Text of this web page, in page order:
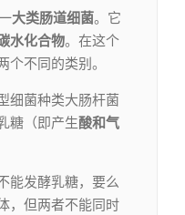
大类肠道细菌。它
水化合物。在这个
个不同的类别。
细菌种类大肠杆菌
糖（即产生酸和气
能发酵乳糖，要么
，但两者不能同时